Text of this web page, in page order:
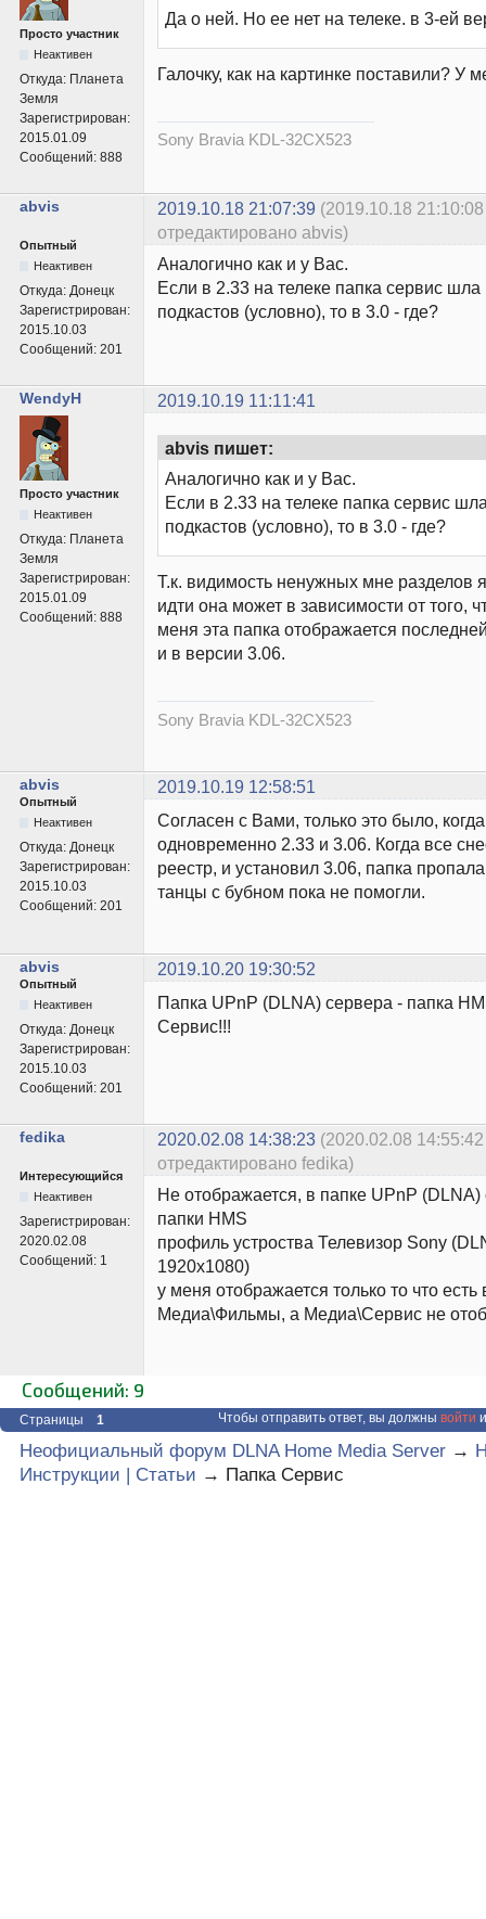
Просто участник
Неактивен
Откуда: Планета
Земля
Зарегистрирован:
2015.01.09
Сообщений: 888
Да о ней. Но ее нет на телеке. в 3-ей
Галочку, как на картинке поставили? У
Sony Bravia KDL-32CX523
abvis 2019.10.18 21:07:39 (2019.10.18 21:10:08
отредактировано abvis)
Опытный
Неактивен
Откуда: Донецк
Зарегистрирован:
2015.10.03
Сообщений: 201
Аналогично как и у Вас.
Если в 2.33 на телеке папка сервис шла
подкастов (условно), то в 3.0 - где?
WendyH 2019.10.19 11:11:41
Просто участник
Неактивен
Откуда: Планета
Земля
Зарегистрирован:
2015.01.09
Сообщений: 888
abvis пишет:
Аналогично как и у Вас.
Если в 2.33 на телеке папка сервис
подкастов (условно), то в 3.0 - где?
Т.к. видимость ненужных мне разделов
идти она может в зависимости от того,
меня эта папка отображается
и в версии 3.06.
Sony Bravia KDL-32CX523
abvis 2019.10.19 12:58:51
Опытный
Неактивен
Откуда: Донецк
Зарегистрирован:
2015.10.03
Сообщений: 201
Согласен с Вами, только это было,
одновременно 2.33 и 3.06. Когда все
реестр, и установил 3.06, папка
танцы с бубном пока не помогли.
abvis 2019.10.20 19:30:52
Опытный
Неактивен
Откуда: Донецк
Зарегистрирован:
2015.10.03
Сообщений: 201
Папка UPnP (DLNA) сервера - папка
Сервис!!!
fedika 2020.02.08 14:38:23 (2020.02.08 14:55:42
отредактировано fedika)
Интересующийся
Неактивен
Зарегистрирован:
2020.02.08
Сообщений: 1
Не отображается, в папке UPnP (DLNA)
папки HMS
профиль устроства Телевизор Sony
1920x1080)
у меня отображается только то что есть
Медиа\Фильмы, а Медиа\Сервис не
Сообщений: 9
Страницы 1 Чтобы отправить ответ, вы должны войти
Неофициальный форум DLNA Home Media Server →
Инструкции | Статьи → Папка Сервис